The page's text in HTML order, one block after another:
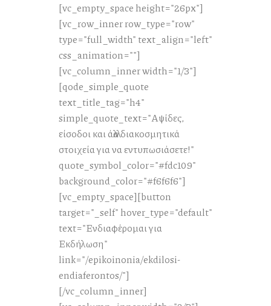
[vc_empty_space height="26px"]
[vc_row_inner row_type="row"
type="full_width" text_align="left"
css_animation=""]
[vc_column_inner width="1/3"]
[qode_simple_quote
text_title_tag="h4"
simple_quote_text="Αψίδες,
είσοδοι και άλλα διακοσμητικά
στοιχεία για να εντυπωσιάσετε!"
quote_symbol_color="#fdc109"
background_color="#f6f6f6"]
[vc_empty_space][button
target="_self" hover_type="default"
text="Ενδιαφέρομαι για
Εκδήλωση"
link="/epikoinonia/ekdilosi-
endiaferontos/"]
[/vc_column_inner]